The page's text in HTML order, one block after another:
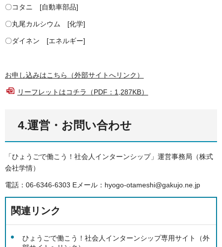
〇コタニ [自動車部品]
〇丸尾カルシウム [化学]
〇ダイネン [エネルギー]
お申し込みはこちら（外部サイトへリンク）
リーフレットはコチラ（PDF：1,287KB）
4.運営・お問い合わせ
「ひょうごで働こう！社会人インターンシップ」運営事務局（株式
会社学情）
電話：06-6346-6303 Eメール：hyogo-otameshi@gakujo.ne.jp
関連リンク
ひょうごで働こう！社会人インターンシップ専用サイト（外